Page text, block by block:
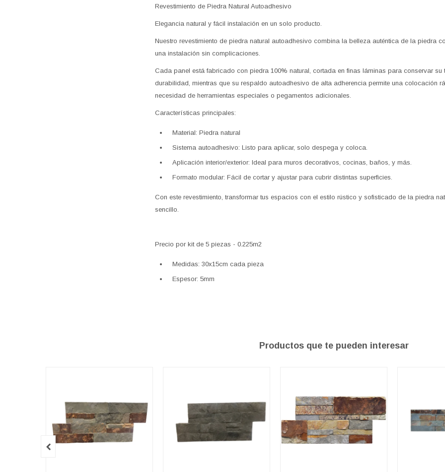
Revestimiento de Piedra Natural Autoadhesivo
Elegancia natural y fácil instalación en un solo producto.
Nuestro revestimiento de piedra natural autoadhesivo combina la belleza auténtica de la piedra
una instalación sin complicaciones.
Cada panel está fabricado con piedra 100% natural, cortada en finas láminas para conservar su
durabilidad, mientras que su respaldo autoadhesivo de alta adherencia permite una colocación
necesidad de herramientas especiales o pegamentos adicionales.
Características principales:
Material: Piedra natural
Sistema autoadhesivo: Listo para aplicar, solo despega y coloca.
Aplicación interior/exterior: Ideal para muros decorativos, cocinas, baños, y más.
Formato modular: Fácil de cortar y ajustar para cubrir distintas superficies.
Con este revestimiento, transformar tus espacios con el estilo rústico y sofisticado de la piedra
sencillo.
Precio por kit de 5 piezas - 0.225m2
Medidas: 30x15cm cada pieza
Espesor: 5mm
Productos que te pueden interesar
